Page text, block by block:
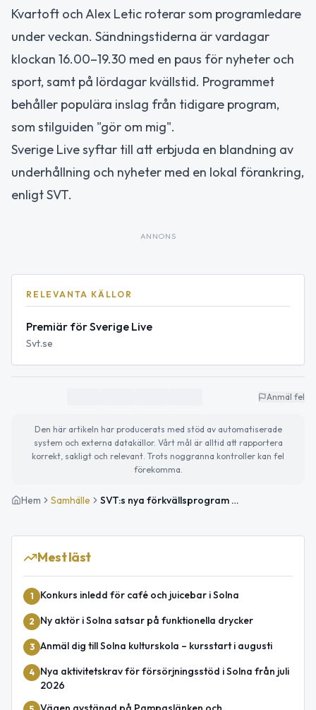
Kvartoft och Alex Letic roterar som programledare
under veckan. Sändningstiderna är vardagar
klockan 16.00–19.30 med en paus för nyheter och
sport, samt på lördagar kvällstid. Programmet
behåller populära inslag från tidigare program,
som stilguiden "gör om mig".
Sverige Live syftar till att erbjuda en blandning av
underhållning och nyheter med en lokal förankring,
enligt SVT.
ANNONS
RELEVANTA KÄLLOR
Premiär för Sverige Live
Svt.se
Anmäl fel
Den här artikeln har producerats med stöd av automatiserade
system och externa datakällor. Vårt mål är alltid att rapportera
korrekt, sakligt och relevant. Trots noggranna kontroller kan fel
förekomma.
Hem Samhälle SVT:s nya förkvällsprogram Sverige Live har premiär
Mest läst
1 Konkurs inledd för café och juicebar i Solna
2 Ny aktör i Solna satsar på funktionella drycker
3 Anmäl dig till Solna kulturskola – kursstart i augusti
4
Nya aktivitetskrav för försörjningsstöd i Solna från juli
2026